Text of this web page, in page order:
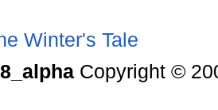
Winter's Tale
Copyright ©